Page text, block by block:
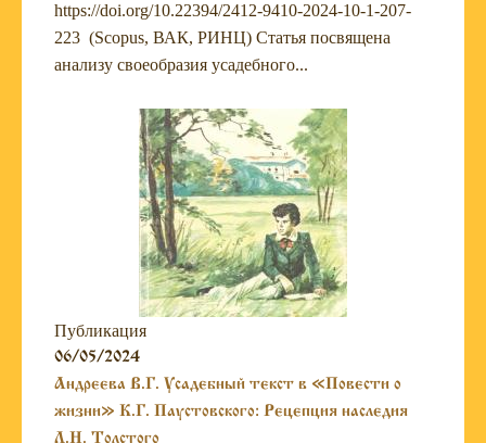
https://doi.org/10.22394/2412-9410-2024-10-1-207-
223 (Scopus, ВАК, РИНЦ) Статья посвящена
анализу своеобразия усадебного...
Публикация
06/05/2024
Андреева В.Г. Усадебный текст в «Повести о
жизни» К.Г. Паустовского: Рецепция наследия
Л.Н. Толстого